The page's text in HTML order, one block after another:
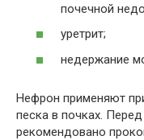
почечной
уретрит;
недержание
Нефрон применяют
песка в почках.
рекомендовано